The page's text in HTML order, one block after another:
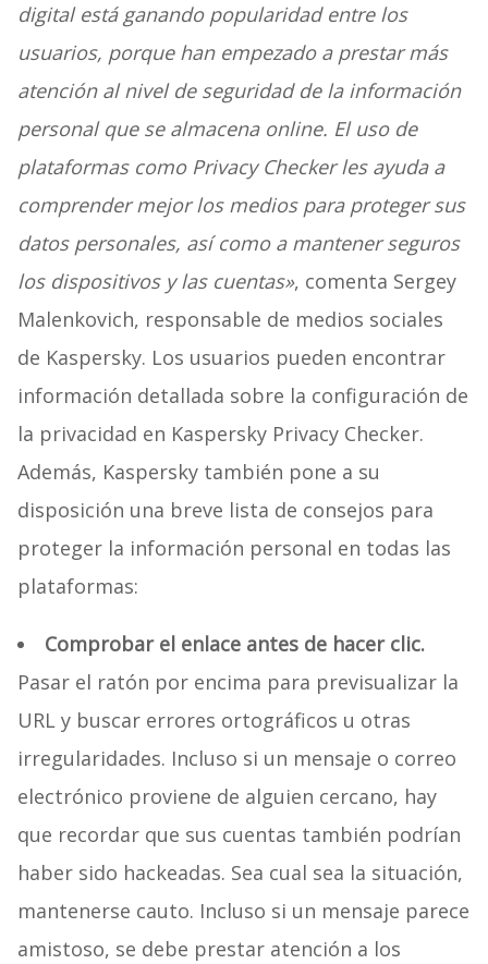
digital está ganando popularidad entre los
usuarios, porque han empezado a prestar más
atención al nivel de seguridad de la información
personal que se almacena online. El uso de
plataformas como Privacy Checker les ayuda a
comprender mejor los medios para proteger sus
datos personales, así como a mantener seguros
los dispositivos y las cuentas», comenta Sergey
Malenkovich, responsable de medios sociales
de Kaspersky. Los usuarios pueden encontrar
información detallada sobre la configuración de
la privacidad en Kaspersky Privacy Checker.
Además, Kaspersky también pone a su
disposición una breve lista de consejos para
proteger la información personal en todas las
plataformas:
Comprobar el enlace antes de hacer clic.
Pasar el ratón por encima para previsualizar la
URL y buscar errores ortográficos u otras
irregularidades. Incluso si un mensaje o correo
electrónico proviene de alguien cercano, hay
que recordar que sus cuentas también podrían
haber sido hackeadas. Sea cual sea la situación,
mantenerse cauto. Incluso si un mensaje parece
amistoso, se debe prestar atención a los